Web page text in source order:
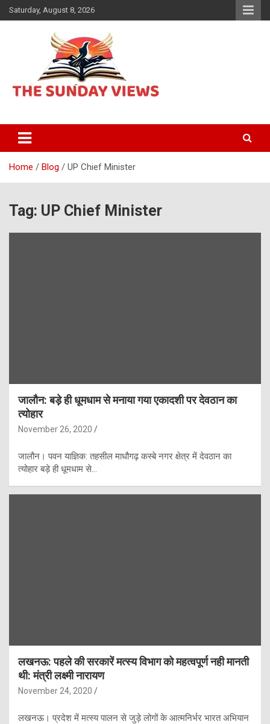
Skip
to
Saturday, August 8, 2026
The Sunday views
Home Blog UP Chief Minister
Tag: UP Chief Minister
जालौन: बड़े ही धूमधाम से मनाया गया एकादशी पर देवठान का
त्योहार
November 26, 2020
जालौन। पवन याज्ञिक: तहसील माधौगढ़ कस्बे नगर क्षेत्र में देवठान का
त्योहार बड़े ही धूमधाम से…
लखनऊ: पहले की सरकारें मत्स्य विभाग को महत्वपूर्ण नही मानती
थी: मंत्री लक्ष्मी नारायण
November 24, 2020
लखनऊ। प्रदेश में मत्स्य पालन से जुड़े लोगों के आत्मनिर्भर भारत अभियान